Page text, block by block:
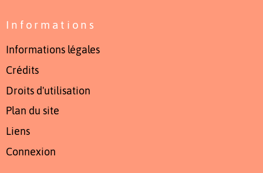
Informations
Informations légales
Crédits
Droits d'utilisation
Plan du site
Liens
Connexion